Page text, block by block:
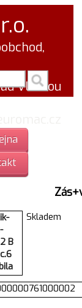
Vltavou
B
Skladem